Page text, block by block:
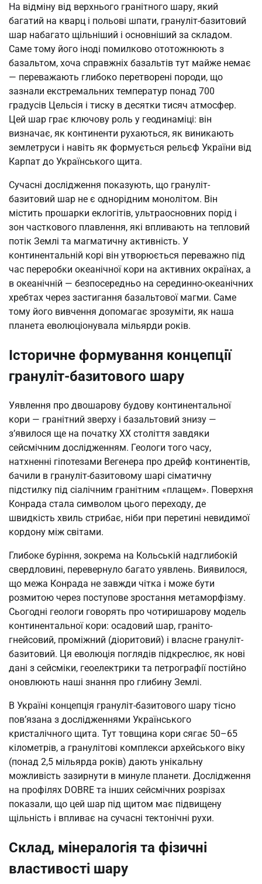
На відміну від верхнього гранітного шару, який
багатий на кварц і польові шпати, грануліт-базитовий
шар набагато щільніший і основніший за складом.
Саме тому його іноді помилково ототожнюють з
базальтом, хоча справжніх базальтів тут майже немає
— переважають глибоко перетворені породи, що
зазнали екстремальних температур понад 700
градусів Цельсія і тиску в десятки тисяч атмосфер.
Цей шар грає ключову роль у геодинаміці: він
визначає, як континенти рухаються, як виникають
землетруси і навіть як формується рельєф України від
Карпат до Українського щита.
Сучасні дослідження показують, що грануліт-
базитовий шар не є однорідним монолітом. Він
містить прошарки еклогітів, ультраосновних порід і
зон часткового плавлення, які впливають на тепловий
потік Землі та магматичну активність. У
континентальній корі він утворюється переважно під
час переробки океанічної кори на активних окраїнах, а
в океанічній — безпосередньо на серединно-океанічних
хребтах через застигання базальтової магми. Саме
тому його вивчення допомагає зрозуміти, як наша
планета еволюціонувала мільярди років.
Історичне формування концепції
грануліт-базитового шару
Уявлення про двошарову будову континентальної
кори — гранітний зверху і базальтовий знизу —
з’явилося ще на початку XX століття завдяки
сейсмічним дослідженням. Геологи того часу,
натхненні гіпотезами Вегенера про дрейф континентів,
бачили в грануліт-базитовому шарі сіматичну
підстилку під сіалічним гранітним «плащем». Поверхня
Конрада стала символом цього переходу, де
швидкість хвиль стрибає, ніби при перетині невидимої
кордону між світами.
Глибоке буріння, зокрема на Кольській надглибокій
свердловині, перевернуло багато уявлень. Виявилося,
що межа Конрада не завжди чітка і може бути
розмитою через поступове зростання метаморфізму.
Сьогодні геологи говорять про чотиришарову модель
континентальної кори: осадовий шар, граніто-
гнейсовий, проміжний (діоритовий) і власне грануліт-
базитовий. Ця еволюція поглядів підкреслює, як нові
дані з сейсміки, геоелектрики та петрографії постійно
оновлюють наші знання про глибину Землі.
В Україні концепція грануліт-базитового шару тісно
пов’язана з дослідженнями Українського
кристалічного щита. Тут товщина кори сягає 50–65
кілометрів, а гранулітові комплекси архейського віку
(понад 2,5 мільярда років) дають унікальну
можливість зазирнути в минуле планети. Дослідження
на профілях DOBRE та інших сейсмічних розрізах
показали, що цей шар під щитом має підвищену
щільність і впливає на сучасні тектонічні рухи.
Склад, мінералогія та фізичні
властивості шару